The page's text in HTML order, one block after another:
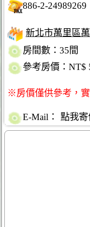
886-2-24989269
新北市萬里區
房間數：35間
參考房價：NT$
※房價僅供參考，
E-Mail： 點我寄